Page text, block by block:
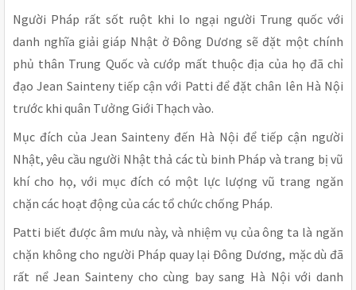
Người Pháp rất sốt ruột khi lo ngại người Trung quốc với
danh nghĩa giải giáp Nhật ở Đông Dương sẽ đặt một chính
phủ thân Trung Quốc và cướp mất thuộc địa của họ đã chỉ
đạo Jean Sainteny tiếp cận với Patti để đặt chân lên Hà Nội
trước khi quân Tưởng Giới Thạch vào.
Mục đích của Jean Sainteny đến Hà Nội để tiếp cận người
Nhật, yêu cầu người Nhật thả các tù binh Pháp và trang bị vũ
khí cho họ, với mục đích có một lực lượng vũ trang ngăn
chặn các hoạt động của các tổ chức chống Pháp.
Patti biết được âm mưu này, và nhiệm vụ của ông ta là ngăn
chặn không cho người Pháp quay lại Đông Dương, mặc dù đã
rất nể Jean Sainteny cho cùng bay sang Hà Nội với danh